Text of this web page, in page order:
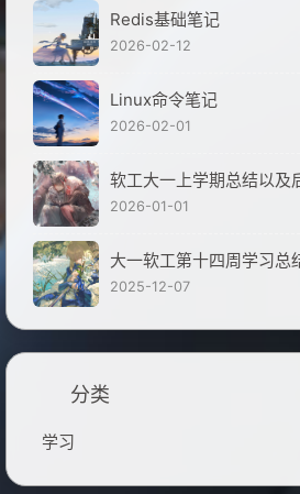
Redis基础笔记
2026-02-12
Linux命令笔记
2026-02-01
软工大一上学期总结以及
2026-01-01
大一软工第十四周学习总
2025-12-07
分类
学习